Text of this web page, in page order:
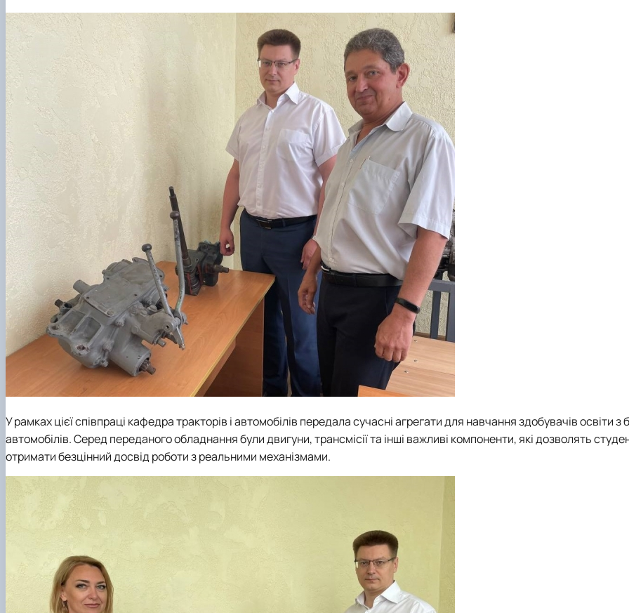
У рамках цієї співпраці кафедра тракторів і автомобілів передала сучасні агрегати для навчання здобувачів освіти з
автомобілів. Серед переданого обладнання були двигуни, трансмісії та інші важливі компоненти, які дозволять
отримати безцінний досвід роботи з реальними механізмами.